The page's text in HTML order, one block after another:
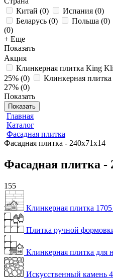
Китай (0) Испания (0)
Беларусь (0) Польша (0)
(0)
+ Еще
Показать
Акция
Клинкерная плитка King
25% (0)
Клинкерная
27% (0)
Показать
Показать
Главная
Каталог
Фасадная плитка
Фасадная плитка - 240х71х14
Фасадная плитка -
155
Клинкерная плитка
Плитка ручной
Клинкерная плитка для
Искусственный камень